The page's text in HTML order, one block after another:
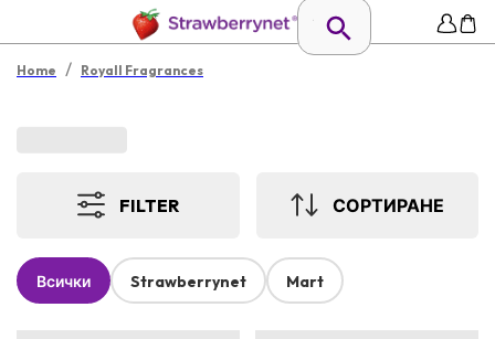
Home / Royall Fragrances
FILTER СОРТИРАНЕ
Всички Strawberrynet Mart